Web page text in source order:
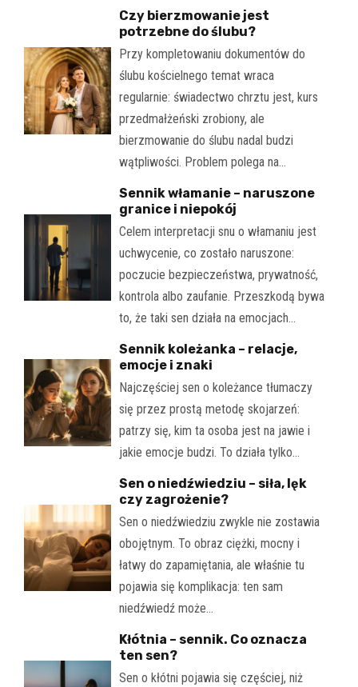
Czy bierzmowanie jest
potrzebne do ślubu?
Przy kompletowaniu dokumentów do
ślubu kościelnego temat wraca
regularnie: świadectwo chrztu jest, kurs
przedmałżeński zrobiony, ale
bierzmowanie do ślubu nadal budzi
wątpliwości. Problem polega na…
Sennik włamanie – naruszone
granice i niepokój
Celem interpretacji snu o włamaniu jest
uchwycenie, co zostało naruszone:
poczucie bezpieczeństwa, prywatność,
kontrola albo zaufanie. Przeszkodą bywa
to, że taki sen działa na emocjach…
Sennik koleżanka – relacje,
emocje i znaki
Najczęściej sen o koleżance tłumaczy
się przez prostą metodę skojarzeń:
patrzy się, kim ta osoba jest na jawie i
jakie emocje budzi. To działa tylko…
Sen o niedźwiedziu – siła, lęk
czy zagrożenie?
Sen o niedźwiedziu zwykle nie zostawia
obojętnym. To obraz ciężki, mocny i
łatwy do zapamiętania, ale właśnie tu
pojawia się komplikacja: ten sam
niedźwiedź może…
Kłótnia – sennik. Co oznacza
ten sen?
Sen o kłótni pojawia się częściej, niż